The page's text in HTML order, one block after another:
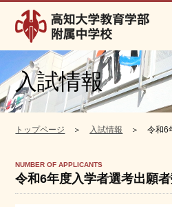
高
入試情報
トップページ ＞ 入試情報 ＞ 令和6
NUMBER OF APPLICANTS
令和6年度入学者選考出願